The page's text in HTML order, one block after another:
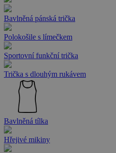
Bavlněná pánská trička
Polokošile s límečkem
Sportovní funkční trička
Trička s dlouhým rukávem
Bavlněná tílka
Hřejivé mikiny